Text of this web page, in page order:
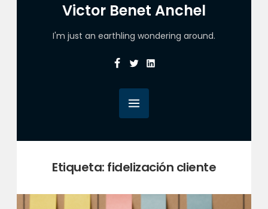
Victor Benet Anchel
I'm just an earthling wondering around.
Facebook
TwitterLinkedin
Etiqueta: fidelización cliente